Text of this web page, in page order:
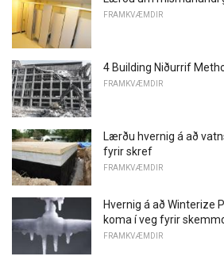
FRAMKVÆMDIR
4 Building Niðurrif
FRAMKVÆMDIR
Lærðu hvernig á að
fyrir skref
FRAMKVÆMDIR
Hvernig á að Winterize
koma í veg fyrir
FRAMKVÆMDIR